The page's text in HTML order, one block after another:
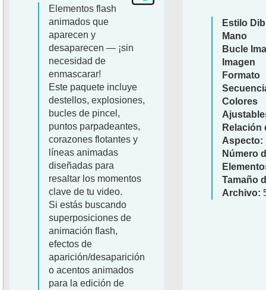
Elementos flash
animados que
aparecen y
desaparecen — ¡sin
necesidad de
enmascarar!
Este paquete incluye
destellos, explosiones,
bucles de pincel,
puntos parpadeantes,
corazones flotantes y
líneas animadas
diseñadas para
resaltar los momentos
clave de tu video.
Si estás buscando
superposiciones de
animación flash,
efectos de
aparición/desaparición
o acentos animados
para la edición de
Estilo
Mano
Bucle
Imagen
Formato
Colores
Relación
Aspecto:
Número
Tamaño
Archivo: